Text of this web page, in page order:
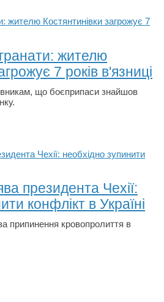
жителю
7 років в'язниці
що боєприпаси знайшов
президента Чехії:
конфлікт в Україні
припинення кровопролиття в